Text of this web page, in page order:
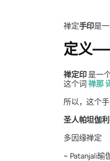
禅定手印是
定义
禅定印是一
这个词禅那
所以，这个
圣人帕坦伽利
多因缘禅定
~ Patanjali瑜